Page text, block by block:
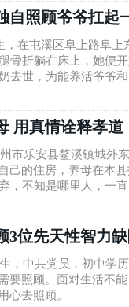
自照顾爷爷扛起
，在屯溪区阜上路阜
骨折躺在床上，她便
去世，为能养活爷爷
边，理发店里经常能
用真情诠释孝道
市乐安县鳌溪镇城外
己的住房，养母在本
，不知是哪里人，一
3位先天性智力
，中共党员，初中学
要照顾。面对生活不
心去照顾。